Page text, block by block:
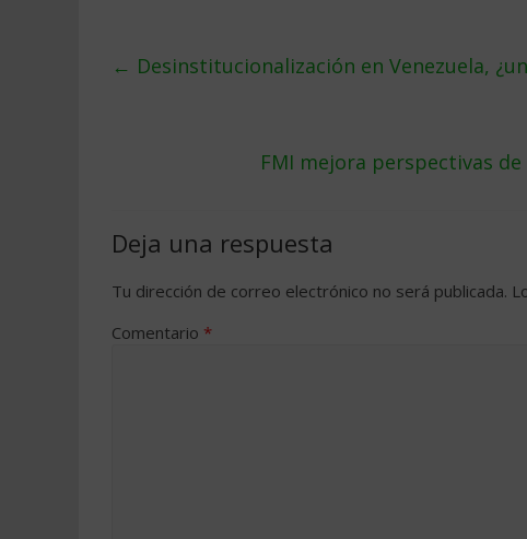
← Desinstitucionalización en Venezuela,
FMI mejora perspectivas
Deja una respuesta
Tu dirección de correo electrónico no será publicada.
Comentario *